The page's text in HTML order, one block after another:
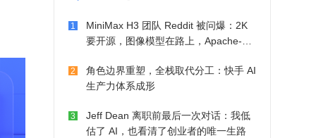
1
MiniMax H3 团队 Reddit 被问爆：2K
要开源，图像模型在路上，Apache-2.0
2
角色边界重塑，全栈取代分工：快手 AI
生产力体系成形
3
Jeff Dean 离职前最后一次对话：我低
估了 AI，也看清了创业者的唯一生路